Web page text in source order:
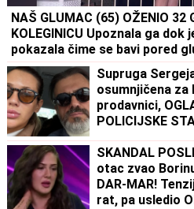
NAŠ GLUMAC (65) OŽENIO 32
KOLEGINICU Upoznala ga
pokazala čime se bavi pored
Supruga
osumnjičena za
prodavnici,
POLICIJSKE
uzmem to"
SKANDAL
otac zvao
DAR-MAR!
rat, pa usledio